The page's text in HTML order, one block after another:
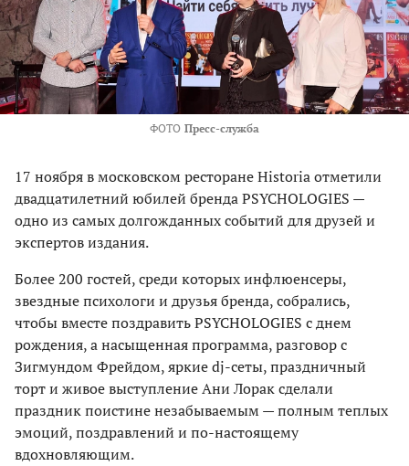
ФОТО Пресс-служба
17 ноября в московском ресторане Historia отметили
двадцатилетний юбилей бренда PSYCHOLOGIES —
одно из самых долгожданных событий для друзей и
экспертов издания.
Более 200 гостей, среди которых инфлюенсеры,
звездные психологи и друзья бренда, собрались,
чтобы вместе поздравить PSYCHOLOGIES с днем
рождения, а насыщенная программа, разговор с
Зигмундом Фрейдом, яркие dj-сеты, праздничный
торт и живое выступление Ани Лорак сделали
праздник поистине незабываемым — полным теплых
эмоций, поздравлений и по-настоящему
вдохновляющим.